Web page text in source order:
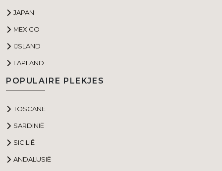
JAPAN
MEXICO
IJSLAND
LAPLAND
POPULAIRE PLEKJES
TOSCANE
SARDINIË
SICILIË
ANDALUSIË